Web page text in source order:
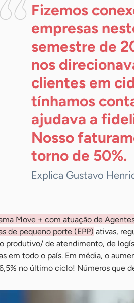
Fizemos
empresas
semestre de
nos
clientes em
tínhamos
ajudava a
Nosso
torno de 50%.
Explica Gustavo
Move + com atuação de
de pequeno porte (EPP) ativas,
produtivo/ de atendimento, de
em todo o país. Em média, o
no último ciclo! Números que